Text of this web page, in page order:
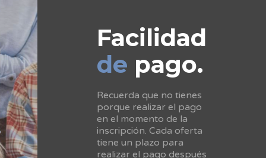
Facilidad
de pago.
Recuerda que no tienes
porque realizar el pago
en el momento de la
inscripción. Cada oferta
tiene un plazo para
realizar el pago después